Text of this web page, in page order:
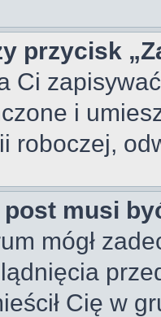
przycisk
Ci
i
roboczej,
musi
mógł
Cię w